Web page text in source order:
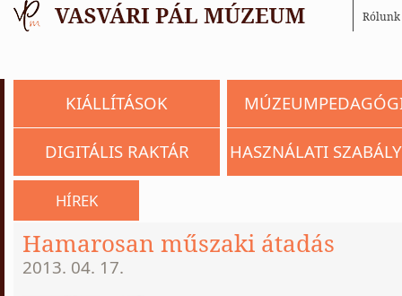
Rólunk
KIÁLLÍTÁSOK
DIGITÁLIS RAKTÁR HASZNÁLATI
HÍREK
Hamarosan műszaki átadás
2013. 04. 17.